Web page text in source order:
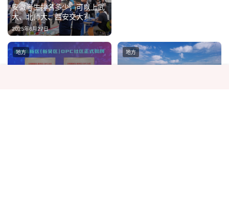
安徽考生排名多少，可以上武
大、北师大、西安交大？
2025年6月27日
地方 地方